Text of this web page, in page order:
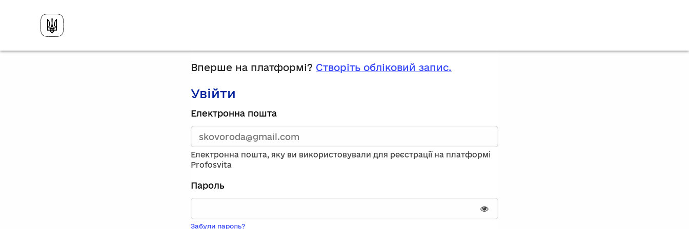
Вперше на платформі? Створіть обліковий запис.
Увійти
Зареєструйтесь,
використавши
електронну
адресу
та
пароль.
Якщо
вас
немає
запису,
Електронна пошта
Електронна пошта, яку ви використовували для реєстрації на платформі
Profosvita
Пароль
Показати пароль
Забули пароль?